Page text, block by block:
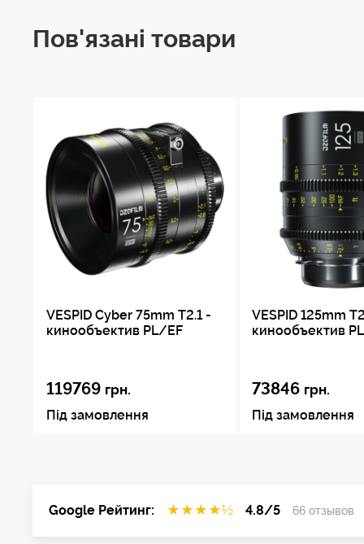
Пов'язані товари
VESPID Cyber 75mm T2.1 -
кинообъектив PL/EF
119769 грн.
Під замовлення
VESPID 125mm
кинообъектив
73846 грн.
Під замовлення
Google Рейтинг: ★ ★ ★ ★½ 4.8/5 66 отзывов